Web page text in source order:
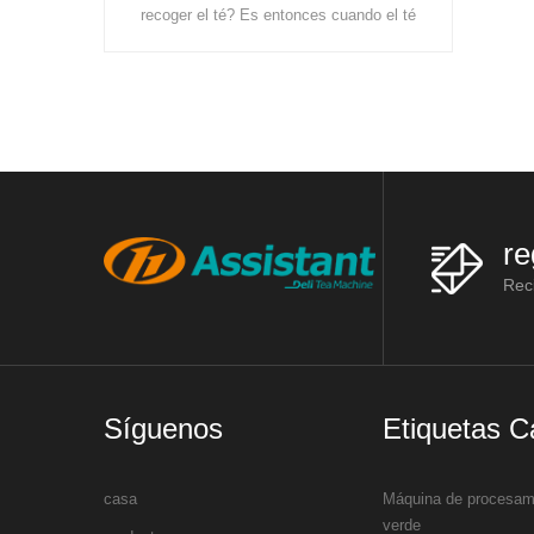
cuando el té
Síguenos
casa
Etiquetas
Máquina de
verde